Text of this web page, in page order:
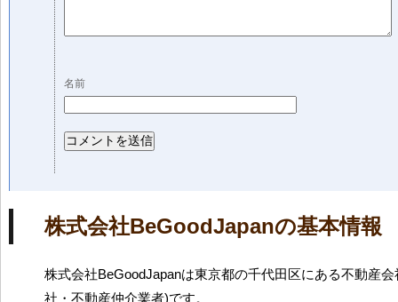
名前
株式会社BeGoodJapanの基本情報
株式会社BeGoodJapanは東京都の千代田区にある不動産
社・不動産仲介業者)です。